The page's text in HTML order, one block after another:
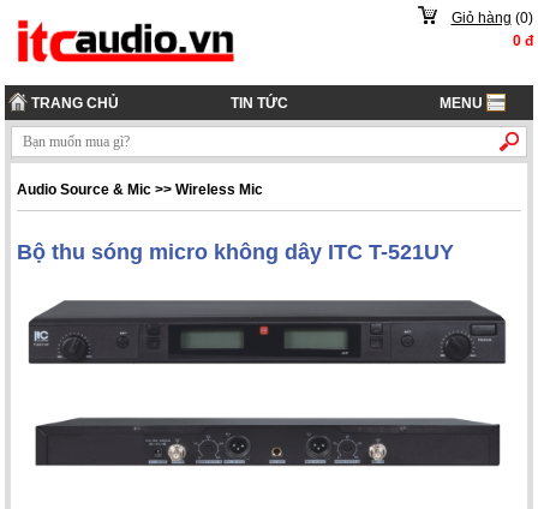
Giỏ hàng (0)
0đ
TRANG CHỦ TIN TỨC MENU
Audio Source & Mic >>Wireless Mic
Bộ thu sóng micro không dây ITC T-521UY